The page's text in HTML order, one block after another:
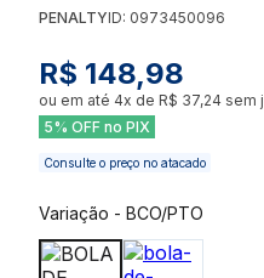
PENALTYID: 0973450096
R$ 148,98
ou em até 4x de R$ 37,24 sem
5% OFF no PIX
Consulte o preço no atacado
Variação - BCO/PTO